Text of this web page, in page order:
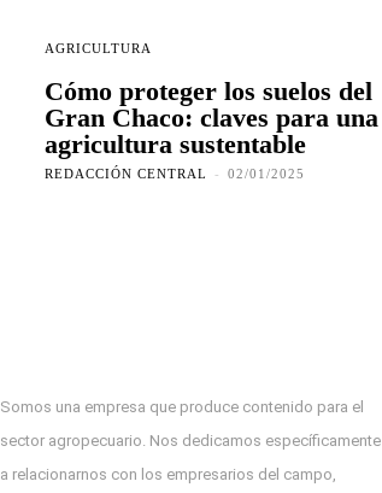
AGRICULTURA
Cómo proteger los suelos del
Gran Chaco: claves para una
agricultura sustentable
REDACCIÓN CENTRAL - 02/01/2025
Somos una empresa que produce contenido para el
sector agropecuario. Nos dedicamos específicamente
a relacionarnos con los empresarios del campo,